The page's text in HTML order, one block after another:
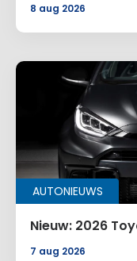
8 aug 2026
AUTONIEUWS
Nieuw: 2026
7 aug 2026